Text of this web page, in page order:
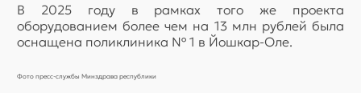
В 2025 году в рамках того же проекта
оборудованием более чем на 13 млн рублей была
оснащена поликлиника № 1 в Йошкар-Оле.
Фото пресс-службы Минздрава республики